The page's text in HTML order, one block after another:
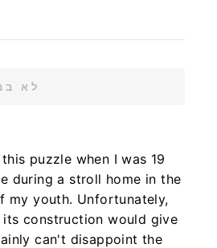
לא
puzzle when I was 19
during a stroll home in the
my youth. Unfortunately,
construction would give
can't disappoint the